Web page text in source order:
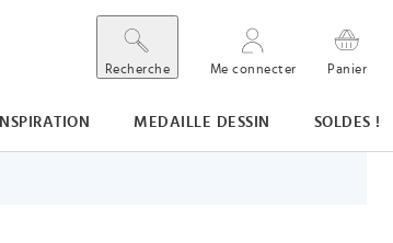
Recherche Me connecter Panier
INSPIRATION MEDAILLE DESSIN SOLDES !